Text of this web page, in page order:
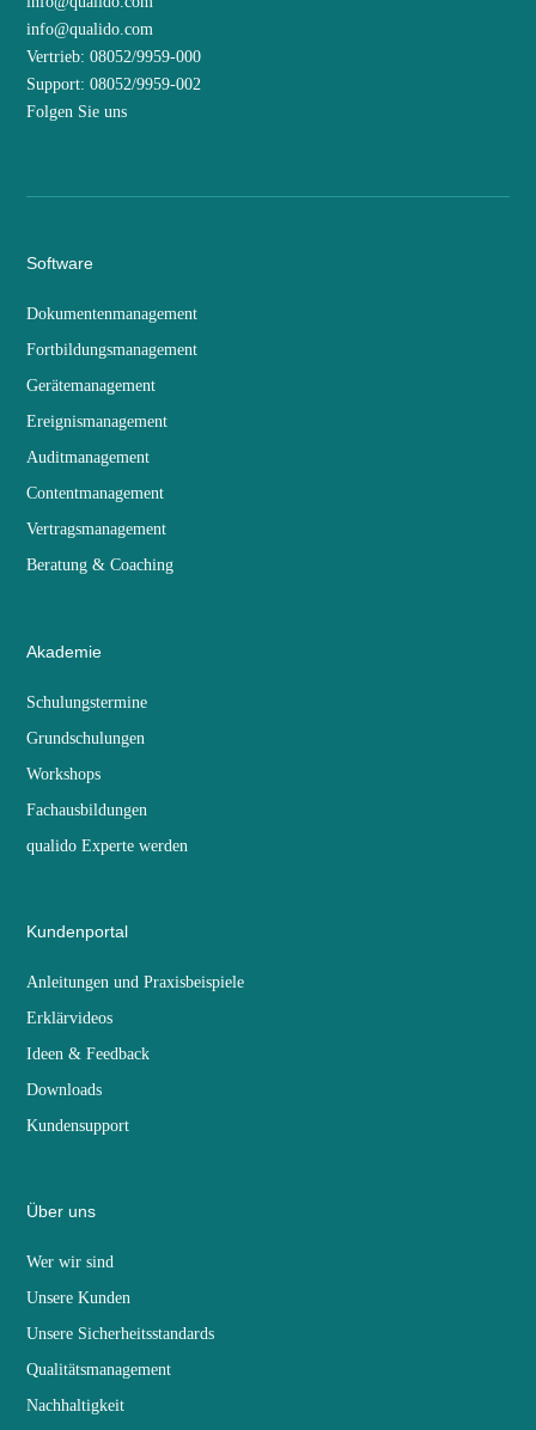
info@qualido.com
Vertrieb: 08052/9959-000
Support: 08052/9959-002
Folgen Sie uns
Software
Dokumentenmanagement
Fortbildungsmanagement
Gerätemanagement
Ereignismanagement
Auditmanagement
Contentmanagement
Vertragsmanagement
Beratung & Coaching
Akademie
Schulungstermine
Grundschulungen
Workshops
Fachausbildungen
qualido Experte werden
Kundenportal
Anleitungen und Praxisbeispiele
Erklärvideos
Ideen & Feedback
Downloads
Kundensupport
Über uns
Wer wir sind
Unsere Kunden
Unsere Sicherheitsstandards
Qualitätsmanagement
Nachhaltigkeit